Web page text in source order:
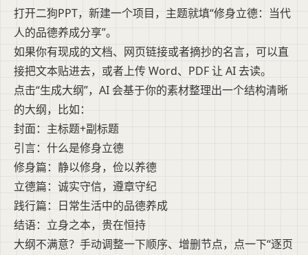
打开二狗PPT，新建一个项目，主题就填“修身立德：当代
人的品德养成分享”。
如果你有现成的文档、网页链接或者摘抄的名言，可以直
接把文本贴进去，或者上传 Word、PDF 让 AI 去读。
点击“生成大纲”，AI 会基于你的素材整理出一个结构清晰
的大纲，比如：
封面：主标题+副标题
引言：什么是修身立德
修身篇：静以修身，俭以养德
立德篇：诚实守信，遵章守纪
践行篇：日常生活中的品德养成
结语：立身之本，贵在恒持
大纲不满意？手动调整一下顺序、增删节点，点一下“逐页